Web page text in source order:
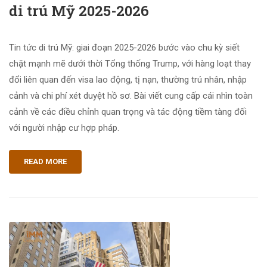
di trú Mỹ 2025-2026
Tin tức di trú Mỹ: giai đoạn 2025-2026 bước vào chu kỳ siết
chặt mạnh mẽ dưới thời Tổng thống Trump, với hàng loạt thay
đổi liên quan đến visa lao động, tị nạn, thường trú nhân, nhập
cảnh và chi phí xét duyệt hồ sơ. Bài viết cung cấp cái nhìn toàn
cảnh về các điều chỉnh quan trọng và tác động tiềm tàng đối
với người nhập cư hợp pháp.
READ MORE